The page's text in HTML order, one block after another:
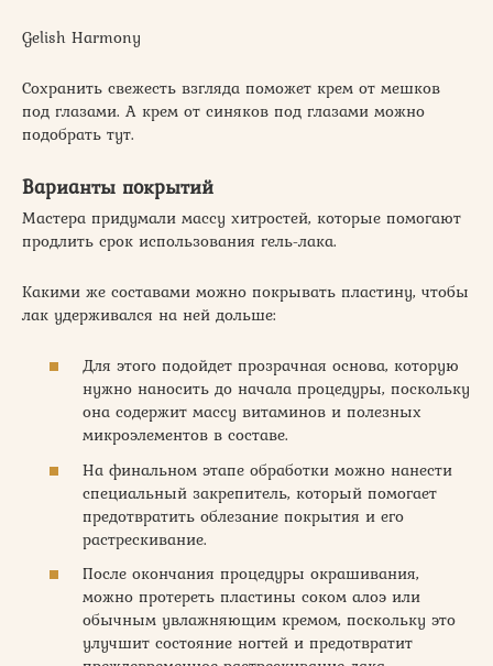
Gelish Harmony
Сохранить свежесть взгляда поможет крем от мешков
под глазами. А крем от синяков под глазами можно
подобрать тут.
Варианты покрытий
Мастера придумали массу хитростей, которые помогают
продлить срок использования гель-лака.
Какими же составами можно покрывать пластину, чтобы
лак удерживался на ней дольше:
Для этого подойдет прозрачная основа, которую
нужно наносить до начала процедуры, поскольку
она содержит массу витаминов и полезных
микроэлементов в составе.
На финальном этапе обработки можно нанести
специальный закрепитель, который помогает
предотвратить облезание покрытия и его
растрескивание.
После окончания процедуры окрашивания,
можно протереть пластины соком алоэ или
обычным увлажняющим кремом, поскольку это
улучшит состояние ногтей и предотвратит